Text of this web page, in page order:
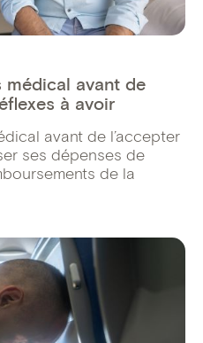
avant de
à avoir
avant de l’accepter
ses dépenses de
de la